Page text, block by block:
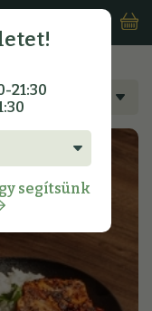
21:30
segítsünk